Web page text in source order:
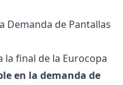
Demanda de Pantallas
la final de la Eurocopa
en la demanda de